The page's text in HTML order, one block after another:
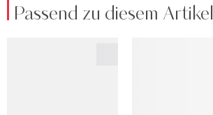
Passend zu diesem Artikel